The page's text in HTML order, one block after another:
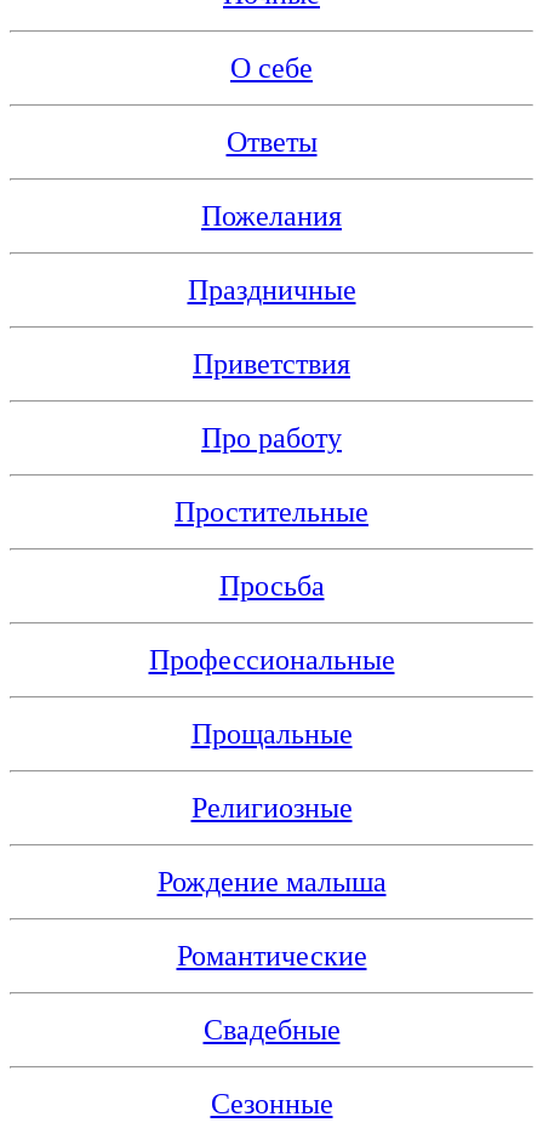
О себе
Ответы
Пожелания
Праздничные
Приветствия
Про работу
Простительные
Просьба
Профессиональные
Прощальные
Религиозные
Рождение малыша
Романтические
Свадебные
Сезонные